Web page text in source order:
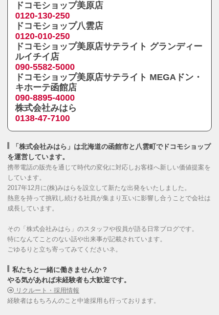
ドコモショップ美原店
0120-130-250
ドコモショップ八雲店
0120-010-250
ドコモショップ美原店サテライト グランディー
ルイチイ店
090-5582-5000
ドコモショップ美原店サテライト MEGAドン・
キホーテ函館店
090-8895-4000
株式会社みはら
0138-47-7100
「株式会社みはら」は北海道の函館市と八雲町でドコモショップ
を運営しています。
携帯電話の販売を通じて時代の変化に対応しお客様へ新しい価値提案を
しています。
2017年12月に(株)みはらを設立して新たな出発をいたしました。
熱意を持って挑戦し続ける社員が集まり互いに影響し合うことで会社は
成長しています。
その「株式会社みはら」のスタッフや役員が語る日常ブログです。
特になんてことのない話や出来事が記載されています。
ごゆるりと立ち寄ってみてくださいネ。
私たちと一緒に働きませんか？
やる気があれば未経験者も大歓迎です。
リクルート・採用情報
経験者はもちろんのこと中途採用も行っております。